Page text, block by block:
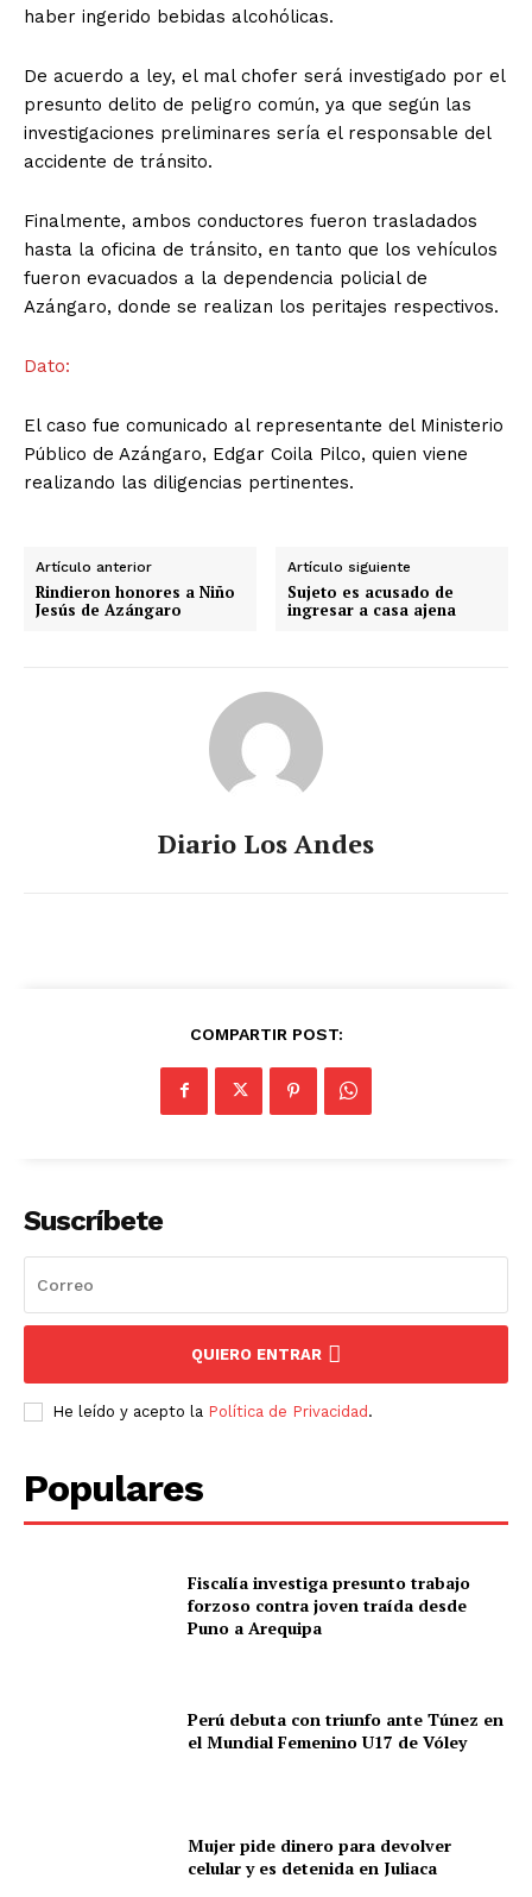
haber ingerido bebidas alcohólicas.
De acuerdo a ley, el mal chofer será investigado por el
presunto delito de peligro común, ya que según las
investigaciones preliminares sería el responsable del
accidente de tránsito.
Finalmente, ambos conductores fueron trasladados
hasta la oficina de tránsito, en tanto que los vehículos
fueron evacuados a la dependencia policial de
Azángaro, donde se realizan los peritajes respectivos.
Dato:
El caso fue comunicado al representante del Ministerio
Público de Azángaro, Edgar Coila Pilco, quien viene
realizando las diligencias pertinentes.
Artículo anterior
Rindieron honores a Niño
Jesús de Azángaro
Artículo siguiente
Sujeto es acusado de
ingresar a casa ajena
Diario Los Andes
COMPARTIR POST:
Suscríbete
QUIERO ENTRAR
He leído y acepto la Política de Privacidad.
Populares
Fiscalía investiga presunto trabajo
forzoso contra joven traída desde
Puno a Arequipa
Perú debuta con triunfo ante Túnez en
el Mundial Femenino U17 de Vóley
Mujer pide dinero para devolver
celular y es detenida en Juliaca